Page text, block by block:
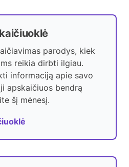
parodys, kiek
reikia dirbti ilgiau.
informaciją apie savo
apskaičiuos bendrą
šį mėnesį.